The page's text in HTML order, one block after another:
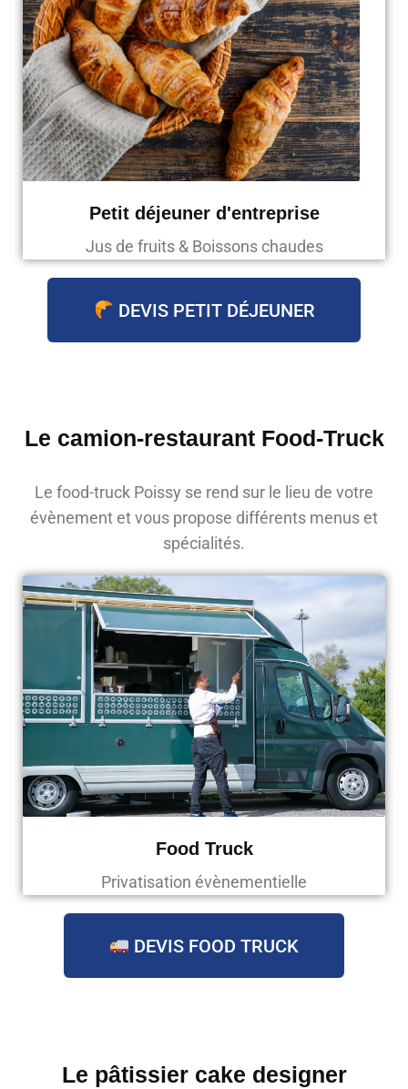
Petit déjeuner d'entreprise
Jus de fruits & Boissons chaudes
DEVIS PETIT DÉJEUNER
Le camion-restaurant Food-Truck
Le food-truck Poissy se rend sur le lieu de votre
évènement et vous propose différents menus et
spécialités.
Food Truck
Privatisation évènementielle
DEVIS FOOD TRUCK
Le pâtissier cake designer